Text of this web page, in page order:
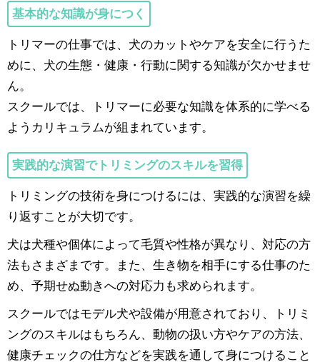
基本的な知識が身につく
トリマーの仕事では、犬のカットやケアを安全に行うた
めに、犬の生態・健康・行動に関する知識が欠かせませ
ん。
スクールでは、トリマーに必要な知識を体系的に学べる
ようカリキュラムが組まれています。
実践的な演習でトリミングのスキルを習得
トリミングの技術を身につけるには、実践的な演習を繰
り返すことが大切です。
犬は犬種や個体によって毛質や性格が異なり、対応の方
法もさまざまです。また、生き物を相手にする仕事のた
め、予期せぬ動きへの対応力も求められます。
スクールではモデル犬や設備が用意されており、トリミ
ングのスキルはもちろん、動物の扱い方やケアの方法、
健康チェックの仕方などを実践を通して身につけること